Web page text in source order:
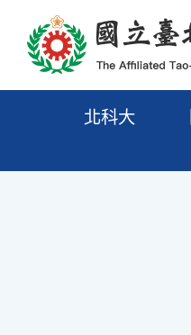
移至網頁之主要內容區位置
北科大